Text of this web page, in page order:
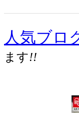
人気ブロ
ます!!